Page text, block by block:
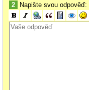
2 Napište svou odpověď: